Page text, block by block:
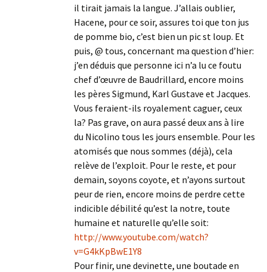
il tirait jamais la langue. J’allais oublier,
Hacene, pour ce soir, assures toi que ton jus
de pomme bio, c’est bien un pic st loup. Et
puis, @ tous, concernant ma question d’hier:
j’en déduis que personne ici n’a lu ce foutu
chef d’œuvre de Baudrillard, encore moins
les pères Sigmund, Karl Gustave et Jacques.
Vous feraient-ils royalement caguer, ceux
la? Pas grave, on aura passé deux ans à lire
du Nicolino tous les jours ensemble. Pour les
atomisés que nous sommes (déjà), cela
relève de l’exploit. Pour le reste, et pour
demain, soyons coyote, et n’ayons surtout
peur de rien, encore moins de perdre cette
indicible débilité qu’est la notre, toute
humaine et naturelle qu’elle soit:
http://www.youtube.com/watch?
v=G4kKpBwE1Y8
Pour finir, une devinette, une boutade en